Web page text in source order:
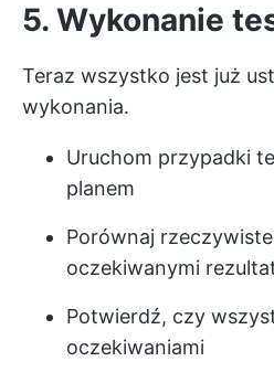
5. Wykonanie
Teraz wszystko jest już
wykonania.
Uruchom przypadki
planem
Porównaj
oczekiwanymi
Potwierdź, czy
oczekiwaniami